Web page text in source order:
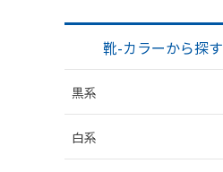
靴-カラーから探す
黒系
白系